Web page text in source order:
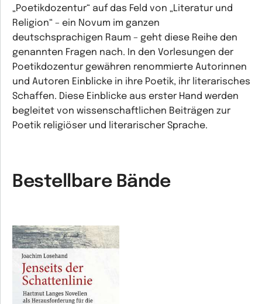
„Poetikdozentur“ auf das Feld von „Literatur und
Religion“ – ein Novum im ganzen
deutschsprachigen Raum – geht diese Reihe den
genannten Fragen nach. In den Vorlesungen der
Poetikdozentur gewähren renommierte Autorinnen
und Autoren Einblicke in ihre Poetik, ihr literarisches
Schaffen. Diese Einblicke aus erster Hand werden
begleitet von wissenschaftlichen Beiträgen zur
Poetik religiöser und literarischer Sprache.
Bestellbare Bände